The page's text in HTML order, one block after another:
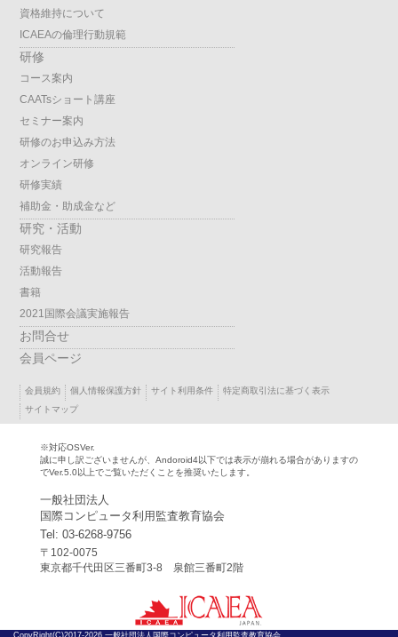
資格維持について
ICAEAの倫理行動規範
研修
コース案内
CAATsショート講座
セミナー案内
研修のお申込み方法
オンライン研修
研修実績
補助金・助成金など
研究・活動
研究報告
活動報告
書籍
2021国際会議実施報告
お問合せ
会員ページ
会員規約 個人情報保護方針 サイト利用条件
特定商取引法に基づく表示
サイトマップ
※対応OSVer.
誠に申し訳ございませんが、Andoroid4以下では表示が崩れる場合がありますの
でVer.5.0以上でご覧いただくことを推奨いたします。
一般社団法人
国際コンピュータ利用監査教育協会
Tel: 03-6268-9756
〒102-0075
東京都千代田区三番町3-8 泉館三番町2階
CopyRight(C)2017-2026 一般社団法人国際コンピュータ利用監査教育協会